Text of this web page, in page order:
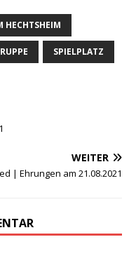
HECHTSHEIM
SPIELPLATZ
WEITER
| Ehrungen am 21.08.2021